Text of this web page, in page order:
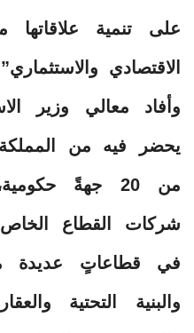
على تنمية
الاقتصادي
وأفاد معالي وزير
يحضر فيه من المملكة
شركات القطاع الخاص
في قطاعاتٍ عديدة
والبنية التحتية